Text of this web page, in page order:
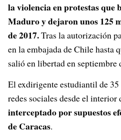
la violencia en protestas que
Maduro y dejaron unos 125
de 2017.Tras la autorización
en la embajada de Chile hasta
salió en libertad en septiembre
El exdirigente estudiantil de
redes sociales desde el interior
interceptado por supuestos
de Caracas.